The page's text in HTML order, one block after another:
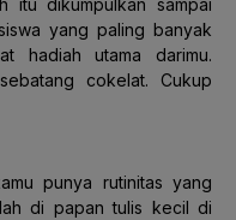
yang paling banyak
hadiah utama darimu.
cokelat. Cukup
punya rutinitas yang
di papan tulis kecil di